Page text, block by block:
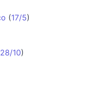
(17/5)
28/10)